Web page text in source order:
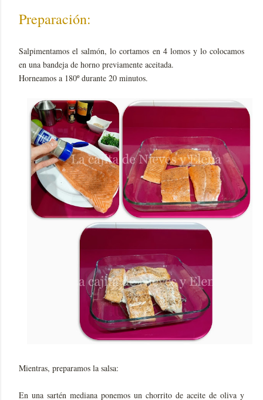
Preparación:
Salpimentamos el salmón, lo cortamos en 4 lomos y lo colocamos
en una bandeja de horno previamente aceitada.
Horneamos a 180º durante 20 minutos.
Mientras, preparamos la salsa:
En una sartén mediana ponemos un chorrito de aceite de oliva y